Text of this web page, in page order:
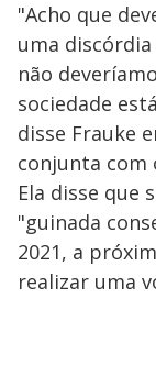
"Acho que
uma
não
sociedade
disse Frauke
conjunta
Ela disse que
"guinada
2021, a
realizar uma